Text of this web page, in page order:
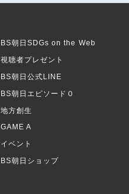
BS朝日SDGs on the Web
視聴者プレゼント
BS朝日公式LINE
BS朝日エピソード０
地方創生
GAME A
イベント
BS朝日ショップ